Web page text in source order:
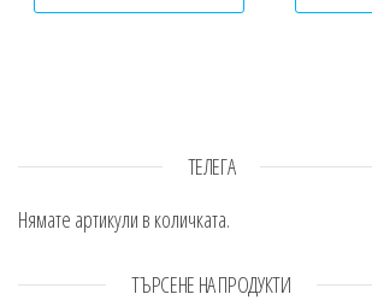
ТЕЛЕГА
Нямате артикули в количката.
ТЪРСЕНЕ НА ПРОДУКТИ